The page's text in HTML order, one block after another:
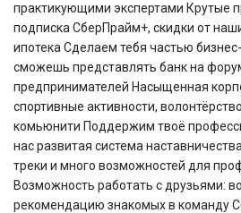
практикующими экспертами Крутые
подписка СберПрайм+, скидки от
ипотека Сделаем тебя частью
сможешь представлять банк на
предпринимателей Насыщенная
спортивные активности,
комьюнити Поддержим твоё
нас развитая система
треки и много возможностей для
Возможность работать с друзьями:
рекомендацию знакомых в команду